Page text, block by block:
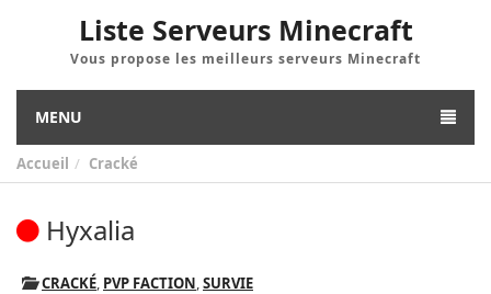
Liste Serveurs Minecraft
Vous propose les meilleurs serveurs Minecraft
MENU
Accueil Cracké
Hyxalia
CRACKÉ, PVP FACTION,SURVIE